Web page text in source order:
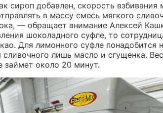
сироп добавлен, скорость взбивания
в массу смесь мягкого
— обращает внимание Алексей
шоколадного суфле, то
Для лимонного суфле понадобится
сливочного лишь масло и сгущенка.
займет около 20 минут.